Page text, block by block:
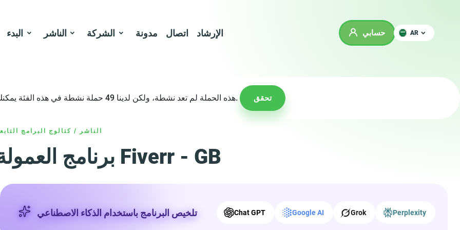
البدء الناشر الشركة مدونة اتصال الإرشاد حسابي AR
هذه الحملة لم تعد نشطة، ولكن لدينا 49 حملة نشطة في هذه الفئة يمكنك الترويج لها الآن. تحقق
الناشر / كتالوج البرامج
برنامج العمولة Fiverr - GB
تلخيص البرنامج باستخدام الذكاء الاصطناعي Chat GPT Google AI Grok Perplexity